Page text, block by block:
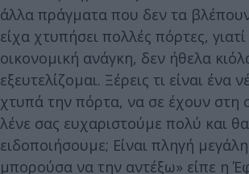
άλλα πράγματα που δεν τα
είχα χτυπήσει πολλές πόρτες,
οικονομική ανάγκη, δεν ήθελα
εξευτελίζομαι. Ξέρεις τι είναι ένα
χτυπά την πόρτα, να σε έχουν στη
λένε σας ευχαριστούμε πολύ και
ειδοποιήσουμε; Είναι πληγή
μπορούσα να την αντέξω» είπε η